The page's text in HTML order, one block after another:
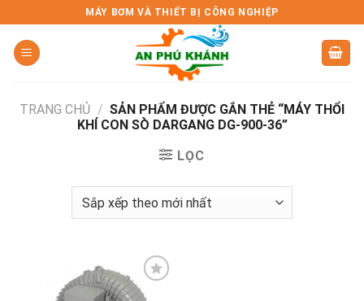
to
content
MÁY BƠM VÀ THIẾT BỊ CÔNG NGHIỆP
TRANG CHỦ / SẢN PHẨM ĐƯỢC GẮN THẺ “MÁY THỔI
KHÍ CON SÒ DARGANG DG-900-36”
LỌC